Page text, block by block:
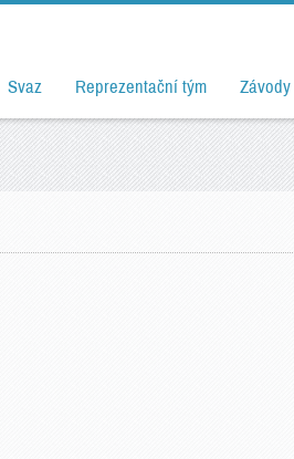
Svaz Reprezentační tým Závody